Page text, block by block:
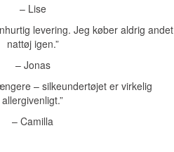
– Lise
levering. Jeg køber aldrig andet
nattøj igen.”
– Jonas
– silkeundertøjet er virkelig
allergivenligt.”
– Camilla